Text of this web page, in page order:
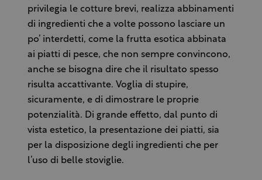
privilegia le cotture brevi, realizza abbinamenti
di ingredienti che a volte possono lasciare un
po’ interdetti, come la frutta esotica abbinata
ai piatti di pesce, che non sempre convincono,
anche se bisogna dire che il risultato spesso
risulta accattivante. Voglia di stupire,
sicuramente, e di dimostrare le proprie
potenzialità. Di grande effetto, dal punto di
vista estetico, la presentazione dei piatti, sia
per la disposizione degli ingredienti che per
l’uso di belle stoviglie.